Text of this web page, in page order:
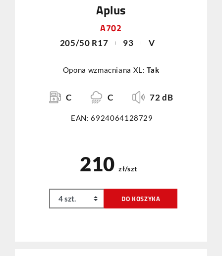
Aplus
A702
205/50 R17 93 V
Opona wzmacniana XL:Tak
C C 72 dB
EAN: 6924064128729
210 zł/szt
DO KOSZYKA